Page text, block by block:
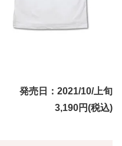
発売日：2021/10/上旬
3,190円(税込)